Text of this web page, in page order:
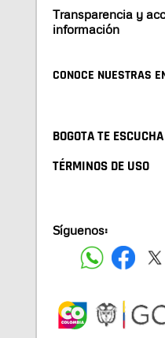
Transparencia y
información
CONOCE NUESTRAS
BOGOTA TE ESCUCHA
TÉRMINOS DE USO
Síguenos: